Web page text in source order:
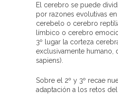
El cerebro se puede
por razones evolutivas en
cerebelo o cerebro
límbico o cerebro
3º lugar la corteza
exclusivamente humano,
sapiens).
Sobre el 2º y 3º recae
adaptación a los retos del